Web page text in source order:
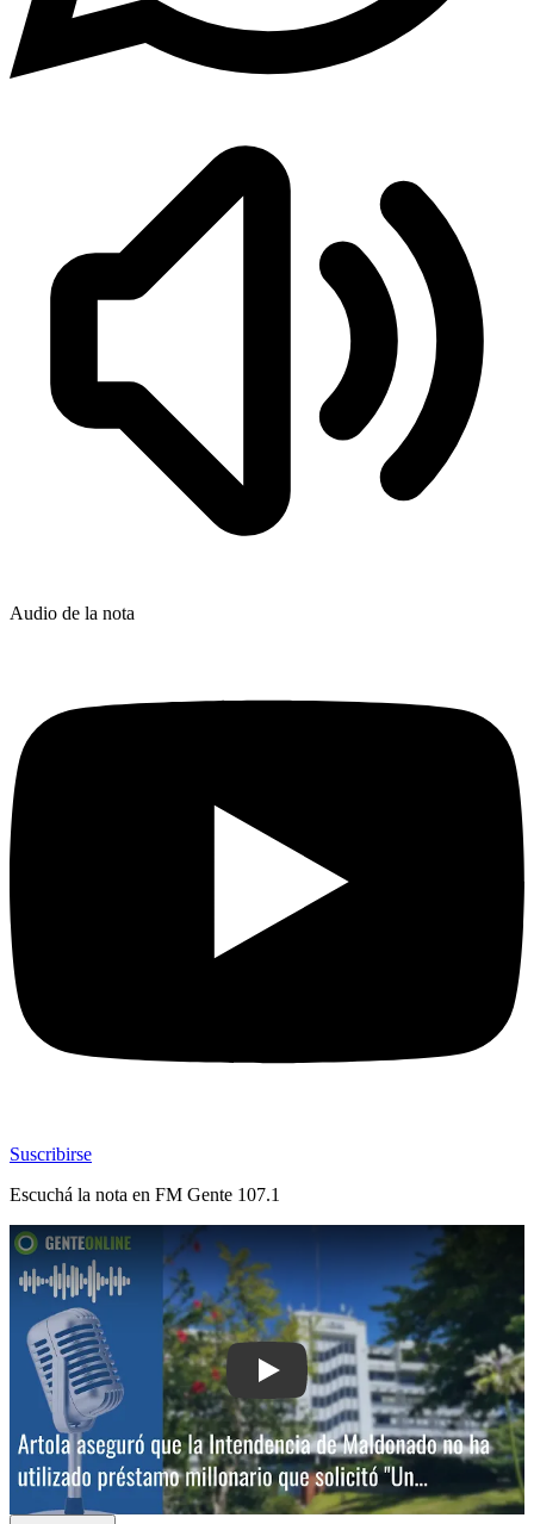
Audio de la nota
Suscribirse
Escuchá la nota en FM Gente 107.1
Play: Artola aseguró que la